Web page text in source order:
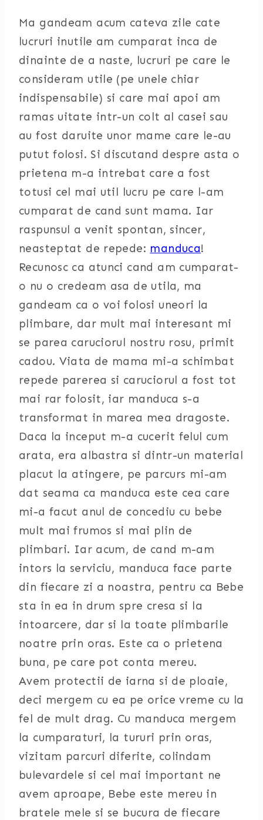
Ma gandeam acum cateva zile cate
lucruri inutile am cumparat inca de
dinainte de a naste, lucruri pe care le
consideram utile (pe unele chiar
indispensabile) si care mai apoi am
ramas uitate intr-un colt al casei sau
au fost daruite unor mame care le-au
putut folosi. Si discutand despre asta o
prietena m-a intrebat care a fost
totusi cel mai util lucru pe care l-am
cumparat de cand sunt mama. Iar
raspunsul a venit spontan, sincer,
neasteptat de repede: manduca!
Recunosc ca atunci cand am cumparat-
o nu o credeam asa de utila, ma
gandeam ca o voi folosi uneori la
plimbare, dar mult mai interesant mi
se parea caruciorul nostru rosu, primit
cadou. Viata de mama mi-a schimbat
repede parerea si caruciorul a fost tot
mai rar folosit, iar manduca s-a
transformat in marea mea dragoste.
Daca la inceput m-a cucerit felul cum
arata, era albastra si dintr-un material
placut la atingere, pe parcurs mi-am
dat seama ca manduca este cea care
mi-a facut anul de concediu cu bebe
mult mai frumos si mai plin de
plimbari. Iar acum, de cand m-am
intors la serviciu, manduca face parte
din fiecare zi a noastra, pentru ca Bebe
sta in ea in drum spre cresa si la
intoarcere, dar si la toate plimbarile
noatre prin oras. Este ca o prietena
buna, pe care pot conta mereu.
Avem protectii de iarna si de ploaie,
deci mergem cu ea pe orice vreme cu la
fel de mult drag. Cu manduca mergem
la cumparaturi, la tururi prin oras,
vizitam parcuri diferite, colindam
bulevardele si cel mai important ne
avem aproape, Bebe este mereu in
bratele mele si se bucura de fiecare